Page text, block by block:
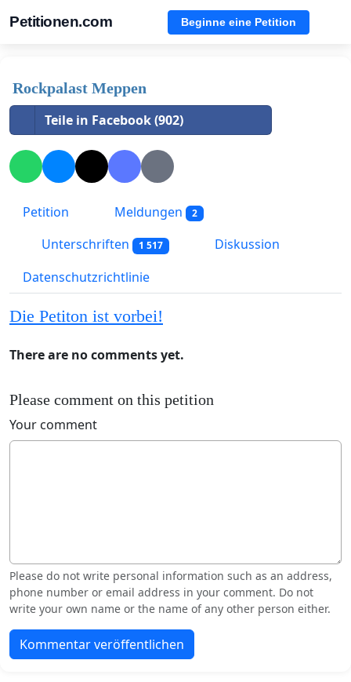
Petitionen.com Beginne eine Petition
Rockpalast Meppen
Teile in Facebook (902)
Petition Meldungen 2
Unterschriften 1 517
Diskussion
Datenschutzrichtlinie
Die Petiton ist vorbei!
There are no comments yet.
Please comment on this petition
Your comment
Please do not write personal information such as an address,
phone number or email address in your comment. Do not
write your own name or the name of any other person either.
Kommentar veröffentlichen